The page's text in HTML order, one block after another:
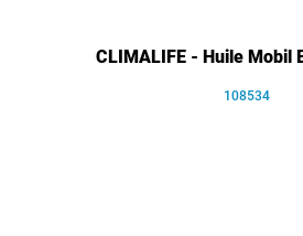
CLIMALIFE - Huile Mobil
108534